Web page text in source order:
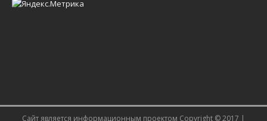
Сайт является информационным проектом Copyright © 2017 |